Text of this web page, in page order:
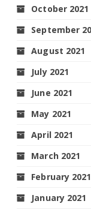
October 2021
September
August 2021
July 2021
June 2021
May 2021
April 2021
March 2021
February 2021
January 2021